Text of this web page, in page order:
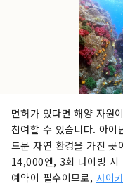
면허가 있다면 해양 자원
참여할 수 있습니다. 아이
드문 자연 환경을 가진
14,000엔, 3회 다이빙 시
예약이 필수이므로, 사이